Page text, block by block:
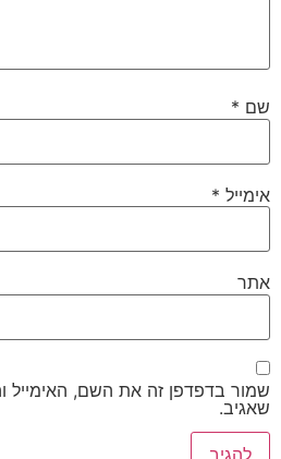
שם *
אימייל *
אתר
שמור בדפדפן זה את השם,
שאגיב.